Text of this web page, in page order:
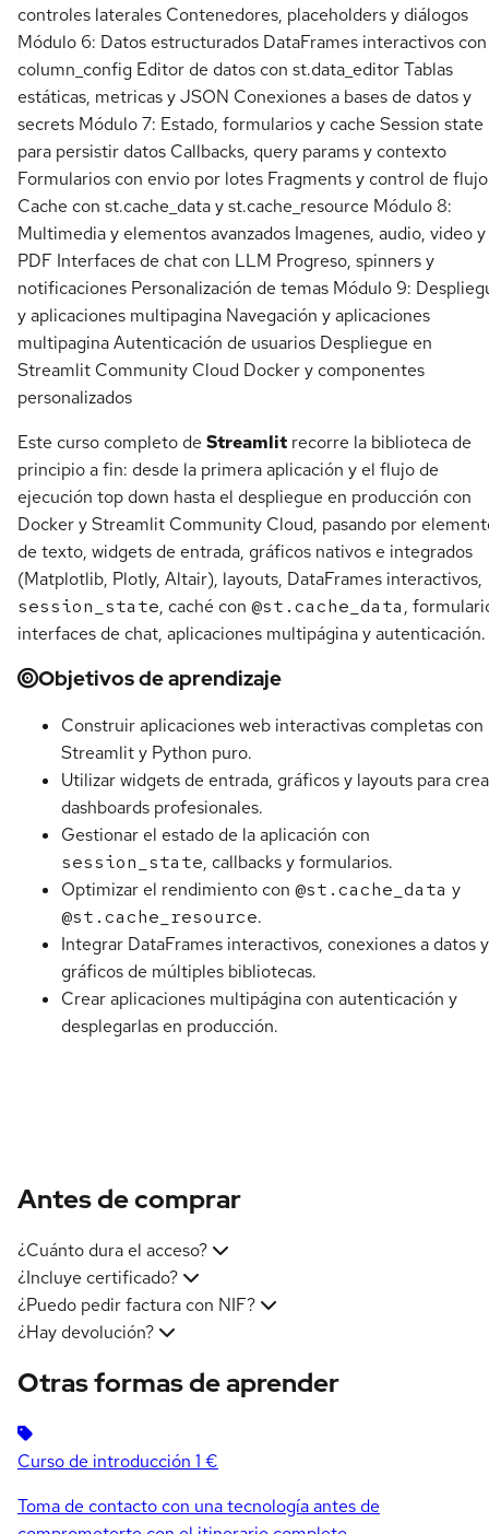
controles laterales Contenedores, placeholders y diálogos
Módulo 6: Datos estructurados DataFrames interactivos con
column_config Editor de datos con st.data_editor Tablas
estáticas, metricas y JSON Conexiones a bases de datos y
secrets Módulo 7: Estado, formularios y cache Session state
para persistir datos Callbacks, query params y contexto
Formularios con envio por lotes Fragments y control de flujo
Cache con st.cache_data y st.cache_resource Módulo 8:
Multimedia y elementos avanzados Imagenes, audio, video y
PDF Interfaces de chat con LLM Progreso, spinners y
notificaciones Personalización de temas Módulo 9:
y aplicaciones multipagina Navegación y aplicaciones
multipagina Autenticación de usuarios Despliegue en
Streamlit Community Cloud Docker y componentes
personalizados
Este curso completo de Streamlit recorre la biblioteca de
principio a fin: desde la primera aplicación y el flujo de
ejecución top down hasta el despliegue en producción con
Docker y Streamlit Community Cloud, pasando por
de texto, widgets de entrada, gráficos nativos e integrados
(Matplotlib, Plotly, Altair), layouts, DataFrames interactivos,
session_state, caché con @st.cache_data,
interfaces de chat, aplicaciones multipágina y autenticación.
Objetivos de aprendizaje
Construir aplicaciones web interactivas completas con
Streamlit y Python puro.
Utilizar widgets de entrada, gráficos y layouts para
dashboards profesionales.
Gestionar el estado de la aplicación con
session_state, callbacks y formularios.
Optimizar el rendimiento con @st.cache_data y
@st.cache_resource.
Integrar DataFrames interactivos, conexiones a datos y
gráficos de múltiples bibliotecas.
Crear aplicaciones multipágina con autenticación y
desplegarlas en producción.
Antes de comprar
¿Cuánto dura el acceso?
¿Incluye certificado?
¿Puedo pedir factura con NIF?
¿Hay devolución?
Otras formas de aprender
Curso de introducción 1 €
Toma de contacto con una tecnología antes de